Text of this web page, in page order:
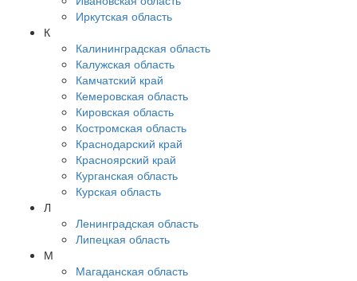
Иркутская область
К
Калининградская область
Калужская область
Камчатский край
Кемеровская область
Кировская область
Костромская область
Краснодарский край
Красноярский край
Курганская область
Курская область
Л
Ленинградская область
Липецкая область
М
Магаданская область